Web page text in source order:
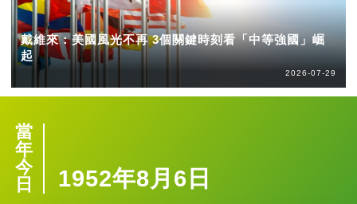
戴維來：美國風光不再 3個關鍵時刻看「中等強國」崛
起
2026-07-29
當
年
今
日
1952年8月6日